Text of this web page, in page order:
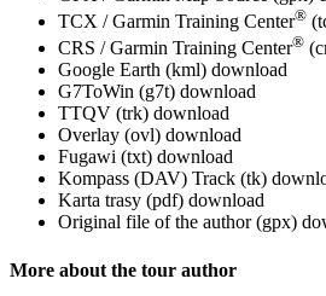
TCX / Garmin Training Center®
CRS / Garmin Training Center®
Google Earth (kml) download
G7ToWin (g7t) download
TTQV (trk) download
Overlay (ovl) download
Fugawi (txt) download
Kompass (DAV) Track (tk)
Karta trasy (pdf) download
Original file of the author (gpx)
More about the tour author